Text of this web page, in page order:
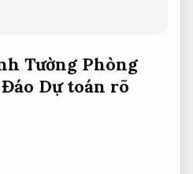
Tường Phòng
Dự toán rõ